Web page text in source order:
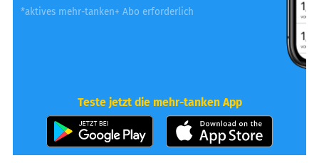
*aktives mehr-tanken+ Abo erforderlich
Teste jetzt die mehr-tanken App